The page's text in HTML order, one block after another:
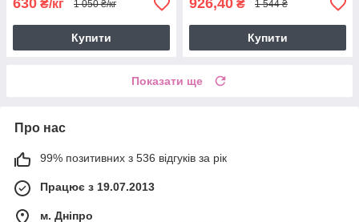
630 ₴/кг 1 050 ₴/кг
Купити
926,40 ₴ 1 544 ₴
Купити
Показати ще
Про нас
99% позитивних з 536 відгуків за рік
Працює з 19.07.2013
м. Дніпро